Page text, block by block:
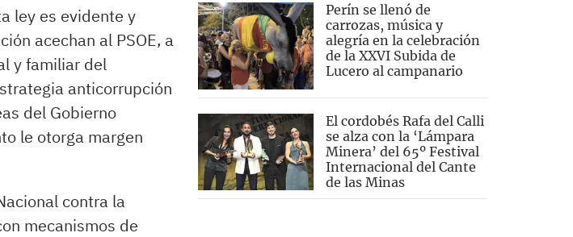
ley es evidente y
acechan al PSOE, a
y familiar del
anticorrupción
del Gobierno
le otorga margen
contra la
mecanismos de
Perín se llenó de
carrozas, música y
alegría en la celebración
de la XXVI Subida de
Lucero al campanario
El cordobés Rafa del Calli
se alza con la ‘Lámpara
Minera’ del 65º Festival
Internacional del Cante
de las Minas